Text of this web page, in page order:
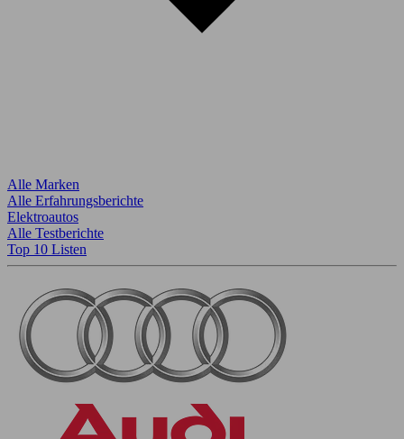
Alle Marken
Alle Erfahrungsberichte
Elektroautos
Alle Testberichte
Top 10 Listen